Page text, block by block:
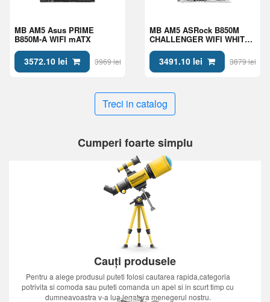
MB AM5 Asus PRIME
B850M-A WIFI mATX
3572.10 lei 3969 lei
MB AM5 ASRock B850M
CHALLENGER WIFI WHITE
mATX
3491.10 lei 3879 lei
Treci in catalog
Cumperi foarte simplu
Cauți produsele
Pentru a alege produsul puteti folosi cautarea rapida,categoria
potrivita si comoda sau puteti comanda un apel si in scurt timp cu
dumneavoastra v-a lua legatura menegerul nostru.